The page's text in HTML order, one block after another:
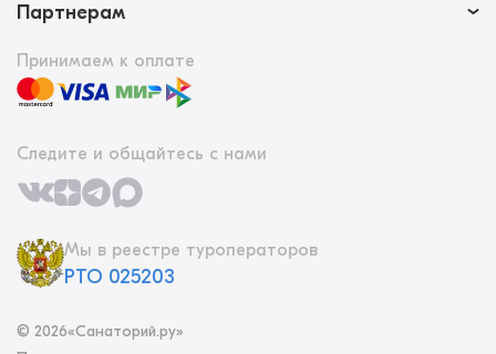
Партнерам
Принимаем к оплате
Следите и общайтесь с нами
Мы в реестре туроператоров
РТО 025203
© 2026«Санаторий.ру»